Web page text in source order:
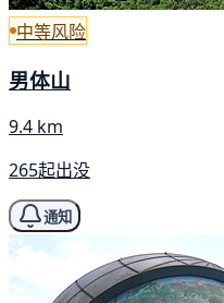
中等风险
男体山
9.4 km
265起出没
通知